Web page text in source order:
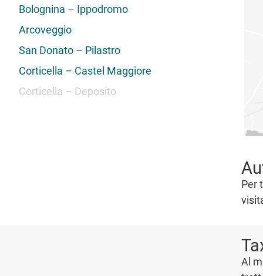
Bolognina – Ippodromo
Arcoveggio
San Donato – Pilastro
Corticella – Castel Maggiore
Corticella – Deposito
Per
Al